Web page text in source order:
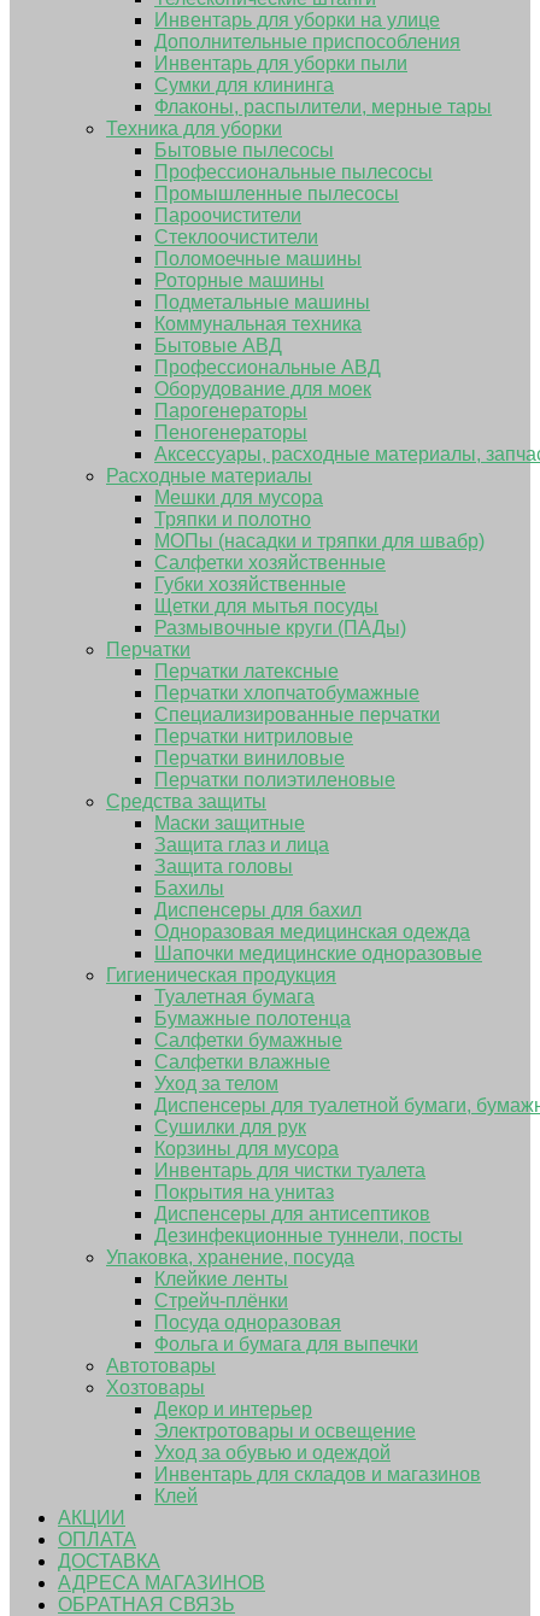
Инвентарь для уборки на улице
Дополнительные приспособления
Инвентарь для уборки пыли
Сумки для клининга
Флаконы, распылители, мерные тары
Техника для уборки
Бытовые пылесосы
Профессиональные пылесосы
Промышленные пылесосы
Пароочистители
Стеклоочистители
Поломоечные машины
Роторные машины
Подметальные машины
Коммунальная техника
Бытовые АВД
Профессиональные АВД
Оборудование для моек
Парогенераторы
Пеногенераторы
Аксессуары, расходные материалы,
Расходные материалы
Мешки для мусора
Тряпки и полотно
МОПы (насадки и тряпки для швабр)
Салфетки хозяйственные
Губки хозяйственные
Щетки для мытья посуды
Размывочные круги (ПАДы)
Перчатки
Перчатки латексные
Перчатки хлопчатобумажные
Специализированные перчатки
Перчатки нитриловые
Перчатки виниловые
Перчатки полиэтиленовые
Средства защиты
Маски защитные
Защита глаз и лица
Защита головы
Бахилы
Диспенсеры для бахил
Одноразовая медицинская одежда
Шапочки медицинские одноразовые
Гигиеническая продукция
Туалетная бумага
Бумажные полотенца
Салфетки бумажные
Салфетки влажные
Уход за телом
Диспенсеры для туалетной бумаги,
Сушилки для рук
Корзины для мусора
Инвентарь для чистки туалета
Покрытия на унитаз
Диспенсеры для антисептиков
Дезинфекционные туннели, посты
Упаковка, хранение, посуда
Клейкие ленты
Стрейч-плёнки
Посуда одноразовая
Фольга и бумага для выпечки
Автотовары
Хозтовары
Декор и интерьер
Электротовары и освещение
Уход за обувью и одеждой
Инвентарь для складов и магазинов
Клей
АКЦИИ
ОПЛАТА
ДОСТАВКА
АДРЕСА МАГАЗИНОВ
ОБРАТНАЯ СВЯЗЬ